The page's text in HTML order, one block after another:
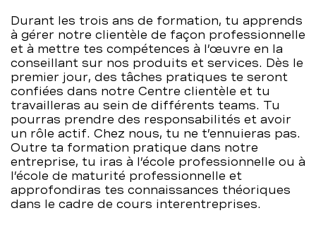
Durant les trois ans de formation, tu apprends
à gérer notre clientèle de façon professionnelle
et à mettre tes compétences à l’œuvre en la
conseillant sur nos produits et services. Dès le
premier jour, des tâches pratiques te seront
confiées dans notre Centre clientèle et tu
travailleras au sein de différents teams. Tu
pourras prendre des responsabilités et avoir
un rôle actif. Chez nous, tu ne t’ennuieras pas.
Outre ta formation pratique dans notre
entreprise, tu iras à l’école professionnelle ou à
l’école de maturité professionnelle et
approfondiras tes connaissances théoriques
dans le cadre de cours interentreprises.